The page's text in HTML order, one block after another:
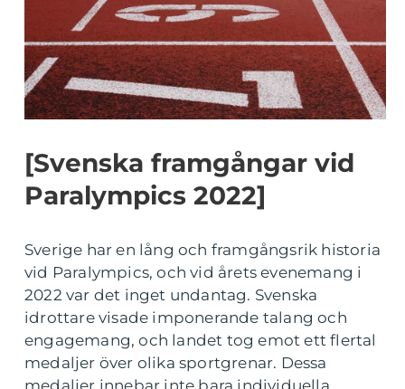
[Svenska framgångar vid
Paralympics 2022]
Sverige har en lång och framgångsrik historia
vid Paralympics, och vid årets evenemang i
2022 var det inget undantag. Svenska
idrottare visade imponerande talang och
engagemang, och landet tog emot ett flertal
medaljer över olika sportgrenar. Dessa